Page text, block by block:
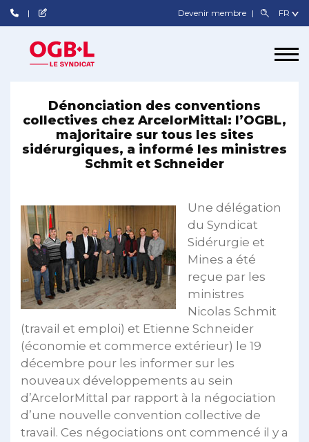
Devenir membre
Dénonciation des conventions
collectives chez ArcelorMittal: l’OGBL,
majoritaire sur tous les sites
sidérurgiques, a informé les ministres
Schmit et Schneider
Une délégation
du Syndicat
Sidérurgie et
Mines a été
reçue par les
ministres
Nicolas Schmit
(travail et emploi) et Etienne Schneider
(économie et commerce extérieur) le 19
décembre pour les informer sur les
nouveaux développements au sein
d’ArcelorMittal par rapport à la négociation
d’une nouvelle convention collective de
travail. Ces négociations ont commencé il y a